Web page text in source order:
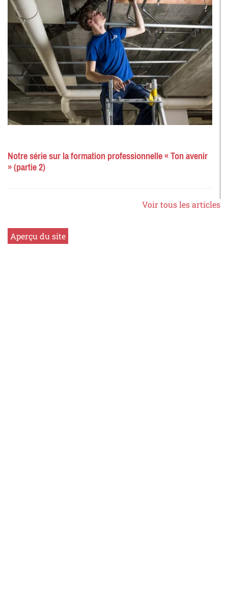
Notre série sur la formation professionnelle « Ton avenir
» (partie 2)
Voir tous les articles
Aperçu du site